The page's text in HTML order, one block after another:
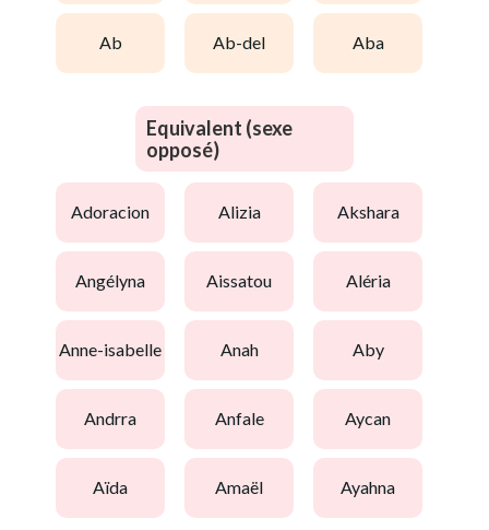
ab ab-del aba
Equivalent (sexe
opposé)
adoracion alizia akshara
angélyna aissatou aléria
anne-isabelle anah aby
andrra anfale aycan
aïda amaël ayahna